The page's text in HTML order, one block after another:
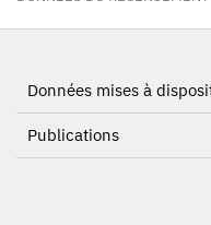
Données mises à
Publications